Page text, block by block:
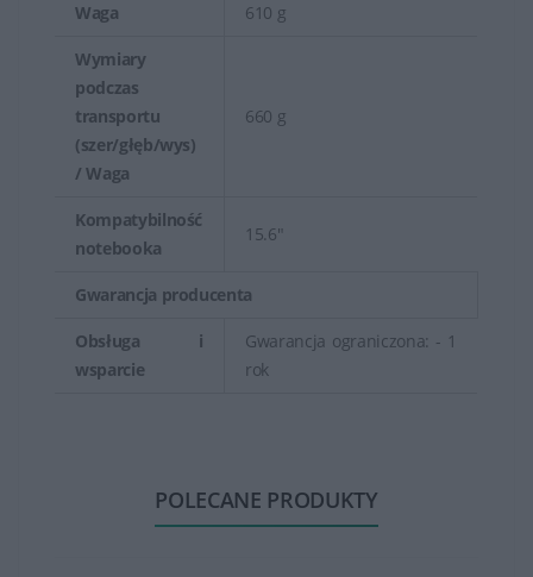
Waga 610 g
Wymiary
podczas
transportu
(szer/głęb/wys)
/ Waga
660 g
Kompatybilność
notebooka
15.6"
Gwarancja producenta
Obsługa i
wsparcie
Gwarancja ograniczona: - 1
rok
POLECANE PRODUKTY